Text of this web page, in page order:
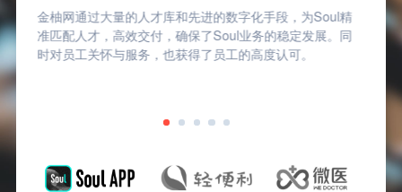
金柚网通过大量的人才库和先进的数字化手段，为Soul精
准匹配人才，高效交付，确保了Soul业务的稳定发展。同
时对员工关怀与服务，也获得了员工的高度认可。